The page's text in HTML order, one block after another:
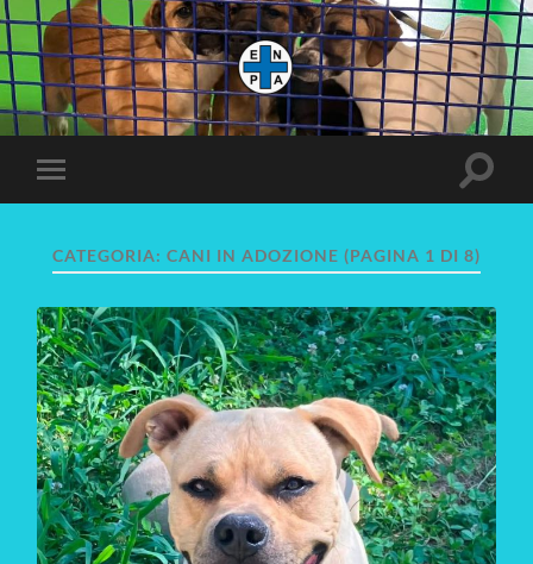
Enpa
Mira
Attiva/disattiva
il
sui
dispositivi
ricerca
CATEGORIA: CANI IN ADOZIONE (PAGINA 1 DI 8)